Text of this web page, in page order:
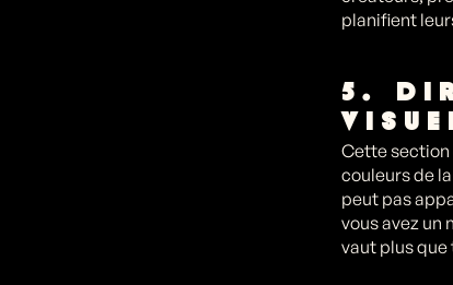
planifient
5.
Cette section
couleurs de
peut pas
vous avez un
vaut plus